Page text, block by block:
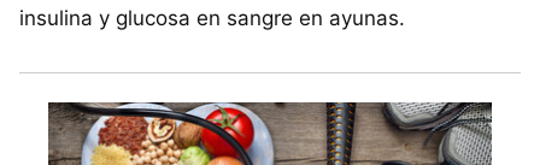
insulina y glucosa en sangre en ayunas.